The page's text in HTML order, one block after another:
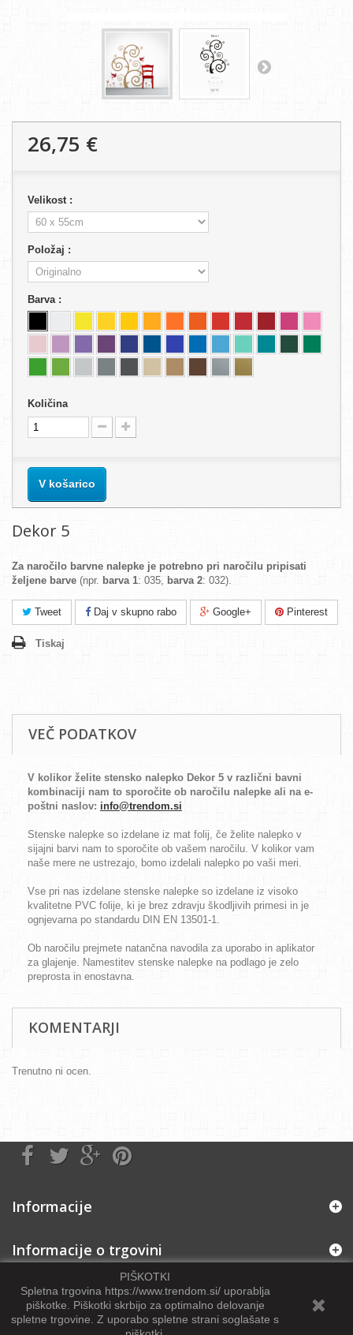
26,75 €
Velikost :
Položaj :
Barva :
Količina
V košarico
Dekor 5
Za naročilo barvne nalepke je potrebno pri naročilu pripisati
željene barve (npr. barva 1: 035, barva 2: 032).
Tweet Daj v skupno rabo Google+ Pinterest
Tiskaj
VEČ PODATKOV
V kolikor želite stensko nalepko Dekor 5 v različni bavni
kombinaciji nam to sporočite ob naročilu nalepke ali na e-
poštni naslov: info@trendom.si
Stenske nalepke so izdelane iz mat folij, če želite nalepko v
sijajni barvi nam to sporočite ob vašem naročilu. V kolikor vam
naše mere ne ustrezajo, bomo izdelali nalepko po vaši meri.
Vse pri nas izdelane stenske nalepke so izdelane iz visoko
kvalitetne PVC folije, ki je brez zdravju škodljivih primesi in je
ognjevarna po standardu DIN EN 13501-1.
Ob naročilu prejmete natančna navodila za uporabo in aplikator
za glajenje. Namestitev stenske nalepke na podlago je zelo
preprosta in enostavna.
KOMENTARJI
Trenutno ni ocen.
Informacije
Informacije o trgovini
PIŠKOTKI
Spletna trgovina https://www.trendom.si/ uporablja
piškotke. Piškotki skrbijo za optimalno delovanje
spletne trgovine Z uporabo spletne strani soglašate s